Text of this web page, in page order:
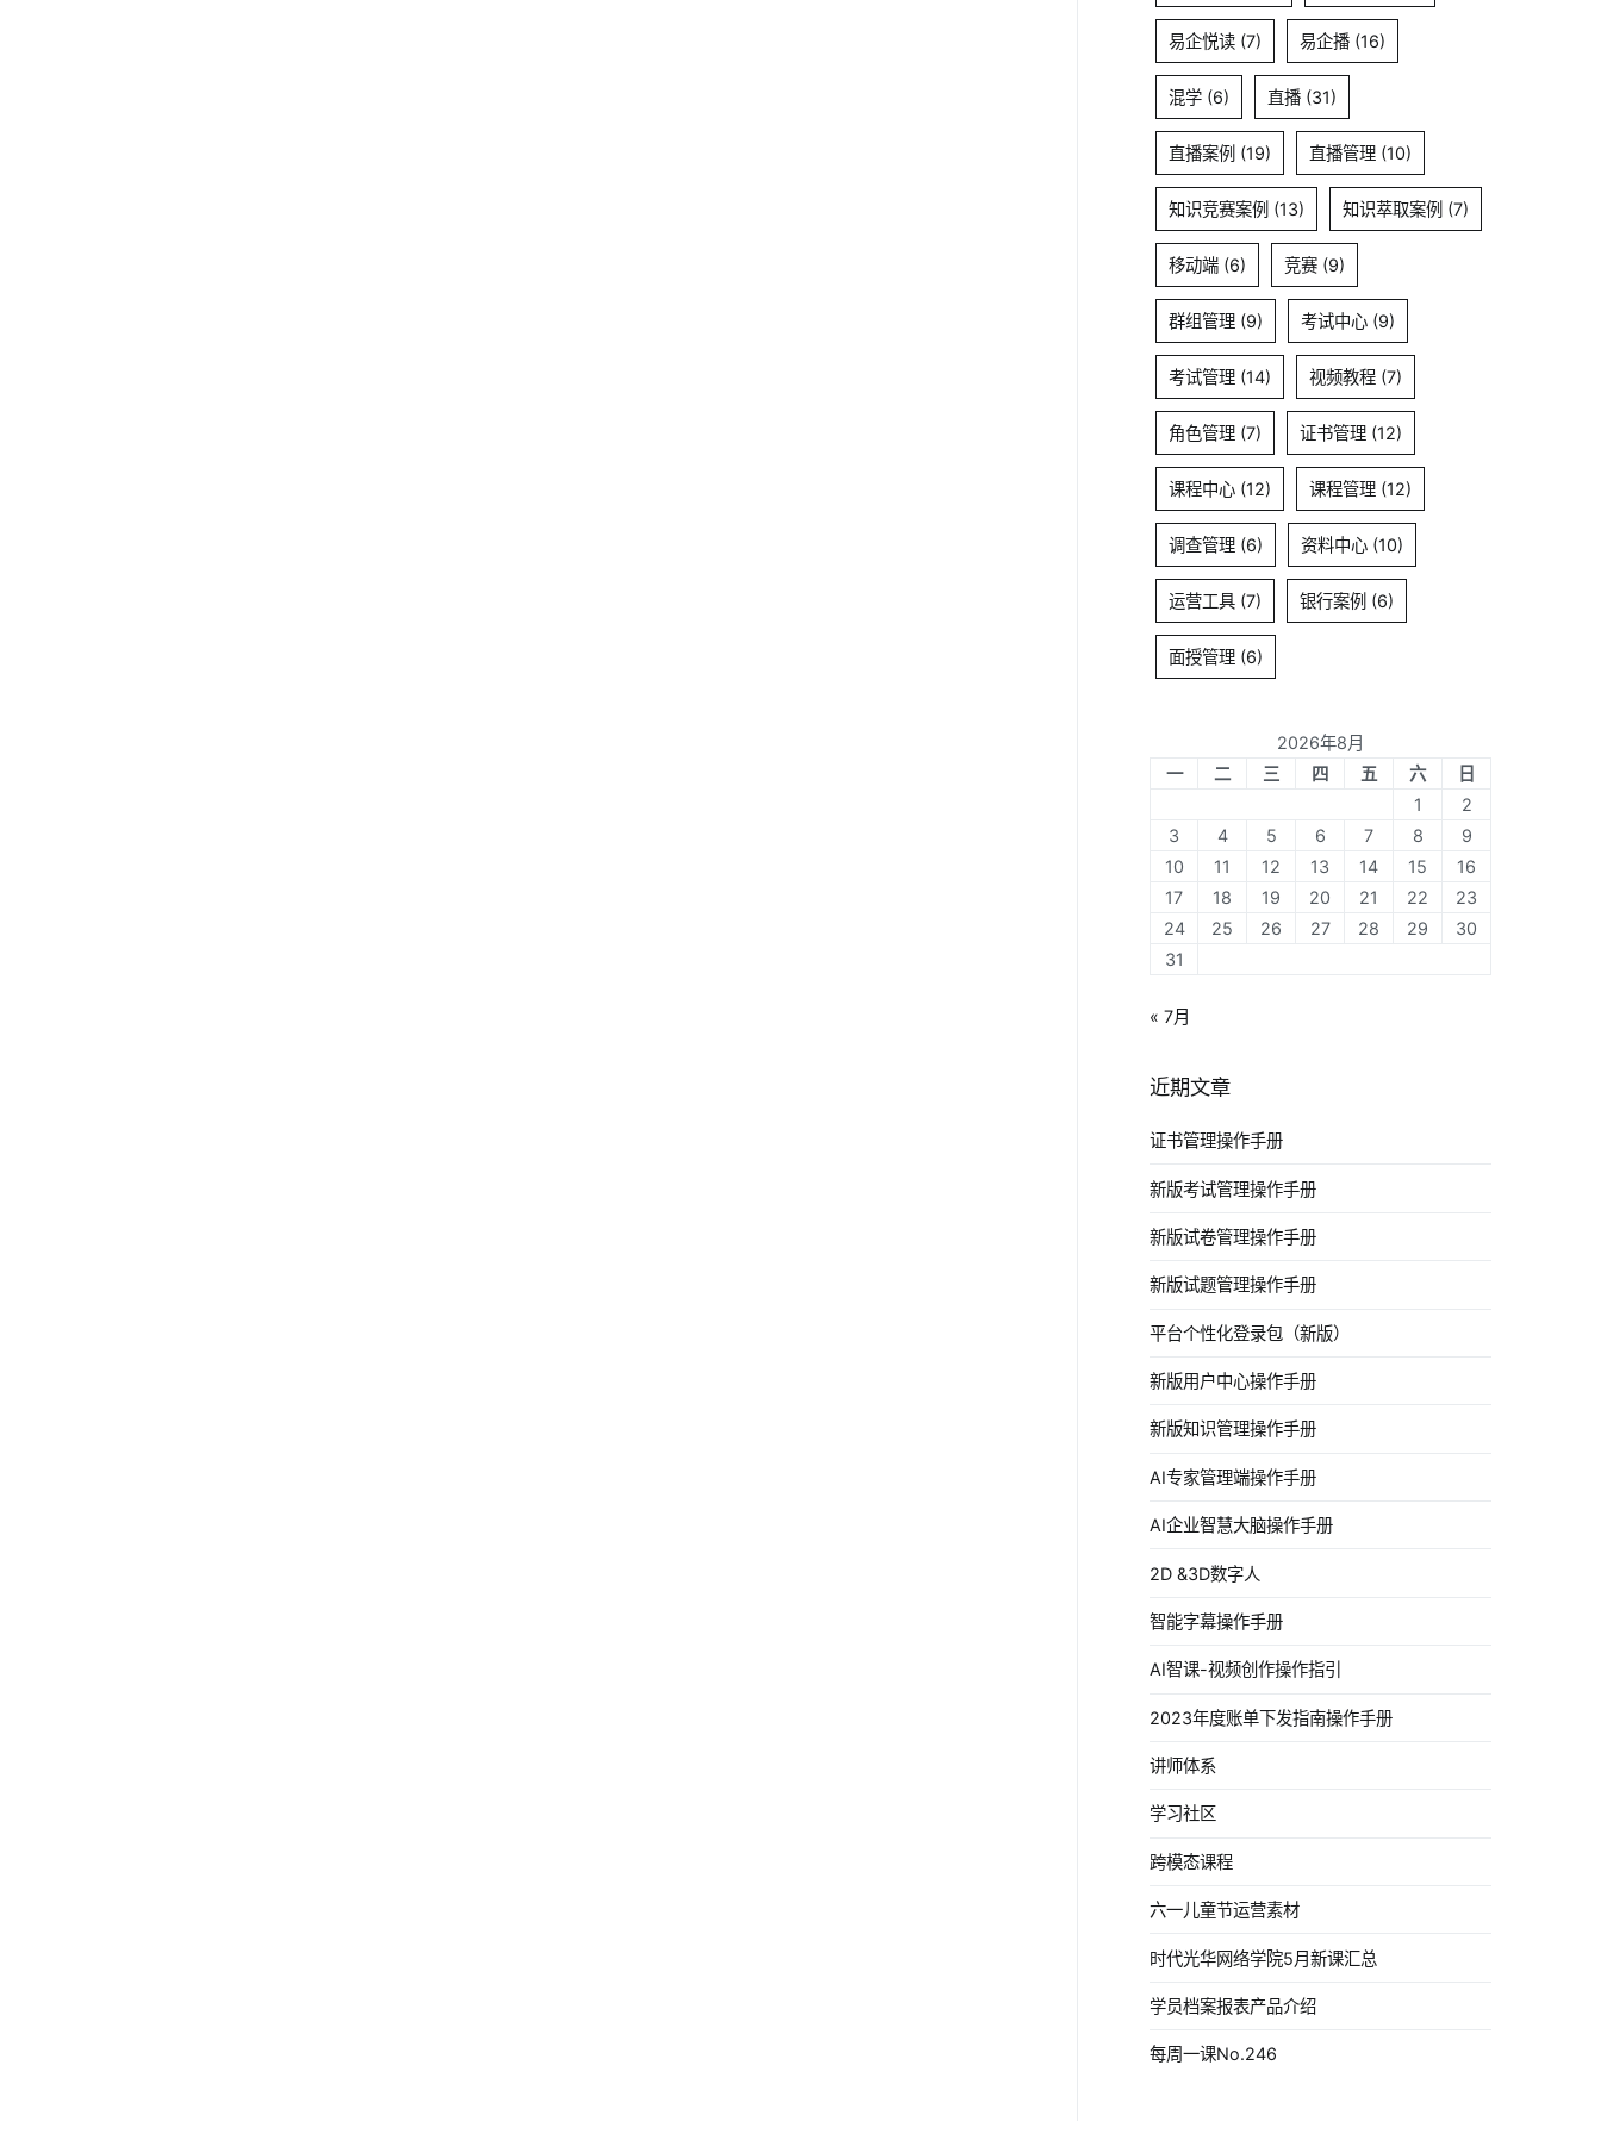
易企悦读 (7) 易企播 (16)
混学 (6) 直播 (31)
直播案例 (19) 直播管理 (10)
知识竞赛案例 (13) 知识萃取案例 (7)
移动端 (6) 竞赛 (9)
群组管理 (9) 考试中心 (9)
考试管理 (14) 视频教程 (7)
角色管理 (7) 证书管理 (12)
课程中心 (12) 课程管理 (12)
调查管理 (6) 资料中心 (10)
运营工具 (7) 银行案例 (6)
面授管理 (6)
2026年8月
一
二 三 四 五 六
日
1
2
3
4 5 6 7 8
9
10
11 12 13 14 15
16
17
18 19 20 21 22
23
24
25 26 27 28 29
30
31
« 7月
近期文章
证书管理操作手册
新版考试管理操作手册
新版试卷管理操作手册
新版试题管理操作手册
平台个性化登录包（新版）
新版用户中心操作手册
新版知识管理操作手册
AI专家管理端操作手册
AI企业智慧大脑操作手册
2D &3D数字人
智能字幕操作手册
AI智课-视频创作操作指引
2023年度账单下发指南操作手册
讲师体系
学习社区
跨模态课程
六一儿童节运营素材
时代光华网络学院5月新课汇总
学员档案报表产品介绍
每周一课No.246